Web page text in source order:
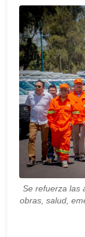
Se refuerza las
obras, salud,